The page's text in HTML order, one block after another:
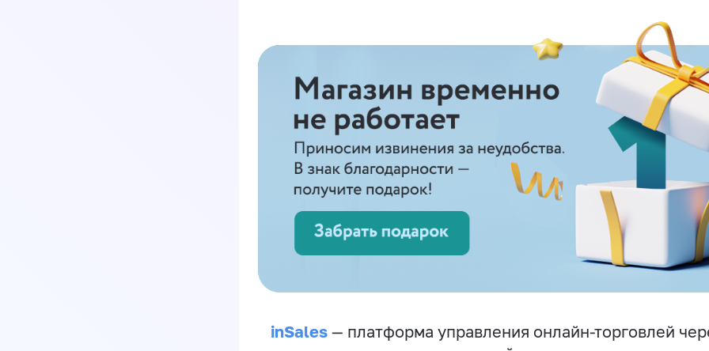
inSales — платформа управления онлайн-торговлей